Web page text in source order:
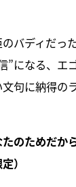
バディだっ
”になる、エ
句に納得の
のためだから
）